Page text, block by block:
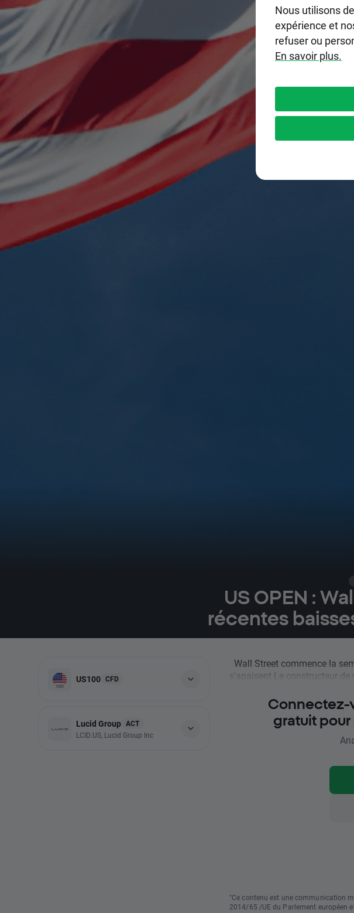
US OPEN :
récentes
US100 CFD
Lucid Group ACT
LCID.US, Lucid Group Inc
Wall Street commence la
s'apaisent Le constructeur de
Connectez-
gratuit
"Ce contenu est une communication
2014/65 /UE du Parlement européen
Nous utilisons
expérience et
refuser ou
En savoir plus.